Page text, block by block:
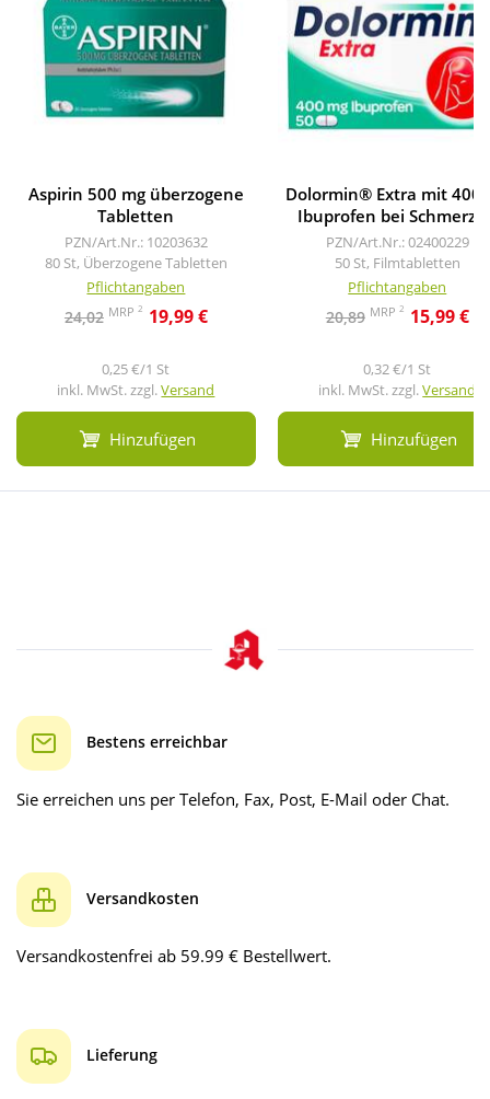
Aspirin 500 mg überzogene
Tabletten
PZN/Art.Nr.: 10203632
80 St, Überzogene Tabletten
Pflichtangaben
24,02 MRP 2 19,99 €
0,25 €/1 St
inkl. MwSt. zzgl.Versand
Hinzufügen
Dolormin® Extra mit 400
Ibuprofen bei
PZN/Art.Nr.: 02400229
50 St, Filmtabletten
Pflichtangaben
20,89 MRP 2 15,99 €
0,32 €/1 St
inkl. MwSt. zzgl.Versand
Hinzufügen
Bestens erreichbar
Sie erreichen uns per Telefon, Fax, Post, E-Mail oder Chat.
Versandkosten
Versandkostenfrei ab 59.99 € Bestellwert.
Lieferung